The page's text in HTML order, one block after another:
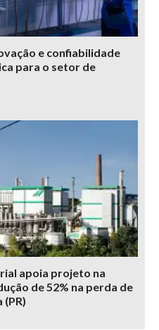
e confiabilidade
para o setor de
apoia projeto na
de 52% na perda de